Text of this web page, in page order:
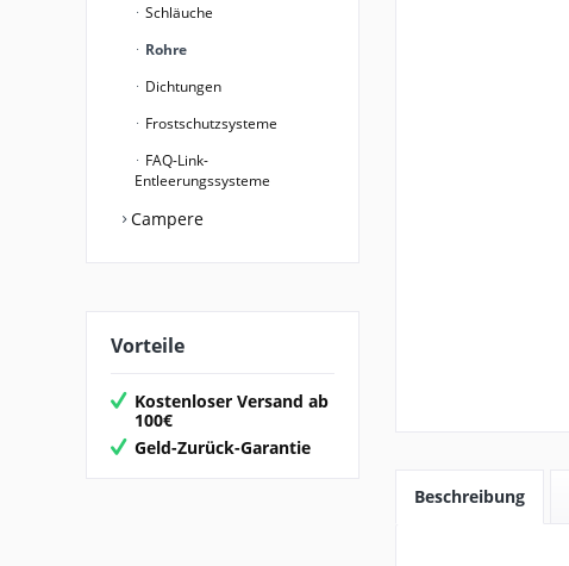
Schläuche
Rohre
Dichtungen
Frostschutzsysteme
FAQ-Link-
Entleerungssysteme
Campere
Vorteile
Kostenloser Versand ab
100€
Geld-Zurück-Garantie
Beschreibung